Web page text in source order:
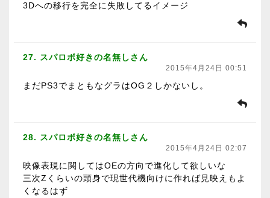
3Dへの移行を完全に失敗してるイメージ
27. スパロボ好きの名無しさん
2015年4月24日 00:51
まだPS3でまともなグラはOG２しかないし。
28. スパロボ好きの名無しさん
2015年4月24日 02:07
映像表現に関してはOEの方向で進化して欲しいな
三次Zくらいの頭身で現世代機向けに作れば見映えもよ
くなるはず